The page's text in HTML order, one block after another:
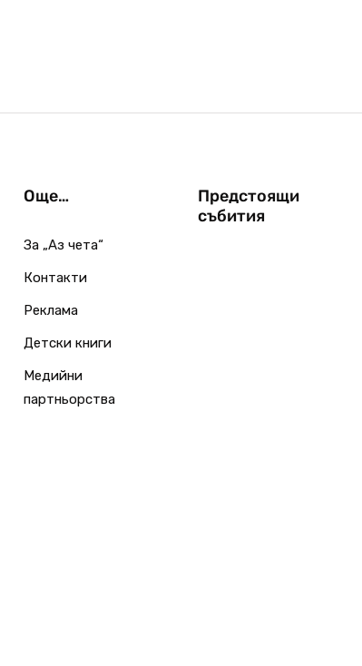
Още…
За „Аз чета“
Контакти
Реклама
Детски книги
Медийни
партньорства
Предстоящи
събития